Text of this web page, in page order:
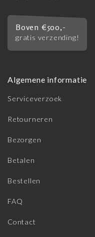
Boven €500,-
gratis verzending!
Algemene informatie
Serviceverzoek
Retourneren
Bezorgen
Betalen
Bestellen
FAQ
Contact